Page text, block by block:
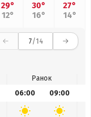
29°
12°
30°
16°
27°
14°
7/14
Ранок
06:00 09:00